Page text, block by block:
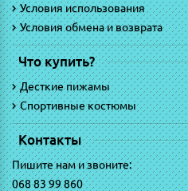
Условия использования
Условия обмена и возврата
Что купить?
Десткие пижамы
Спортивные костюмы
Контакты
Пишите нам и звоните:
068 83 99 860